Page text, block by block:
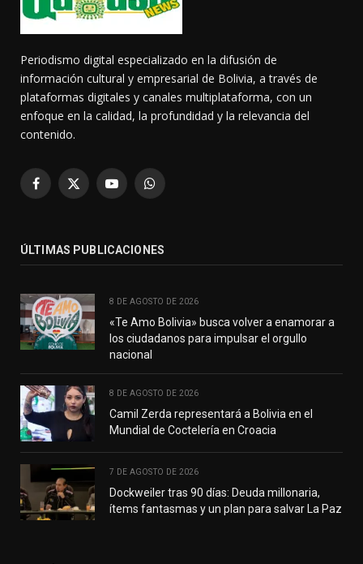
Periodismo digital especializado en la difusión de
información cultural y empresarial de Bolivia, a través de
plataformas digitales y canales multiplataforma, con un
enfoque en la calidad, la profundidad y la relevancia del
contenido.
Facebook
X
YouTubeWhatsApp
ÚLTIMAS PUBLICACIONES
8 DE AGOSTO DE 2026
«Te Amo Bolivia» busca volver a enamorar a
los ciudadanos para impulsar el orgullo
nacional
8 DE AGOSTO DE 2026
Camil Zerda representará a Bolivia en el
Mundial de Coctelería en Croacia
7 DE AGOSTO DE 2026
Dockweiler tras 90 días: Deuda millonaria,
ítems fantasmas y un plan para salvar La Paz